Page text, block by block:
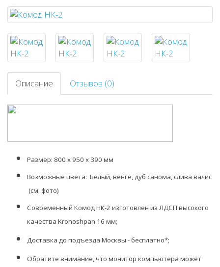
Описание Отзывов (0)
Размер: 800 х 950 х 390 мм
Возможные цвета: Белый, венге, дуб санома, слива валис
(см. фото)
Современный Комод НК-2 изготовлен из ЛДСП высокого
качества Kronoshpan 16 мм;
Доставка до подъезда Москвы - бесплатно*;
Обратите внимание, что монитор компьютера может